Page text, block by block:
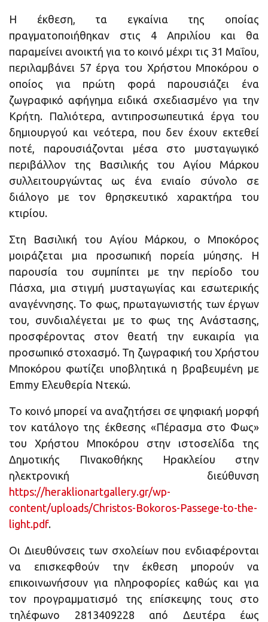
Η έκθεση, τα εγκαίνια της οποίας
πραγματοποιήθηκαν στις 4 Απριλίου και θα
παραμείνει ανοικτή για το κοινό μέχρι τις 31 Μαΐου,
περιλαμβάνει 57 έργα του Χρήστου Μποκόρου ο
οποίος για πρώτη φορά παρουσιάζει ένα
ζωγραφικό αφήγημα ειδικά σχεδιασμένο για την
Κρήτη. Παλιότερα, αντιπροσωπευτικά έργα του
δημιουργού και νεότερα, που δεν έχουν εκτεθεί
ποτέ, παρουσιάζονται μέσα στο μυσταγωγικό
περιβάλλον της Βασιλικής του Αγίου Μάρκου
συλλειτουργώντας ως ένα ενιαίο σύνολο σε
διάλογο με τον θρησκευτικό χαρακτήρα του
κτιρίου.
Στη Βασιλική του Αγίου Μάρκου, ο Μποκόρος
μοιράζεται μια προσωπική πορεία μύησης. Η
παρουσία του συμπίπτει με την περίοδο του
Πάσχα, μια στιγμή μυσταγωγίας και εσωτερικής
αναγέννησης. Το φως, πρωταγωνιστής των έργων
του, συνδιαλέγεται με το φως της Ανάστασης,
προσφέροντας στον θεατή την ευκαιρία για
προσωπικό στοχασμό. Τη ζωγραφική του Χρήστου
Μποκόρου φωτίζει υποβλητικά η βραβευμένη με
Emmy Ελευθερία Ντεκώ.
Το κοινό μπορεί να αναζητήσει σε ψηφιακή μορφή
τον κατάλογο της έκθεσης «Πέρασμα στο Φως»
του Χρήστου Μποκόρου στην ιστοσελίδα της
Δημοτικής Πινακοθήκης Ηρακλείου στην
ηλεκτρονική διεύθυνση
https://heraklionartgallery.gr/wp-
content/uploads/Christos-Bokoros-Passege-to-the-
light.pdf.
Οι Διευθύνσεις των σχολείων που ενδιαφέρονται
να επισκεφθούν την έκθεση μπορούν να
επικοινωνήσουν για πληροφορίες καθώς και για
τον προγραμματισμό της επίσκεψης τους στο
τηλέφωνο 2813409228 από Δευτέρα έως